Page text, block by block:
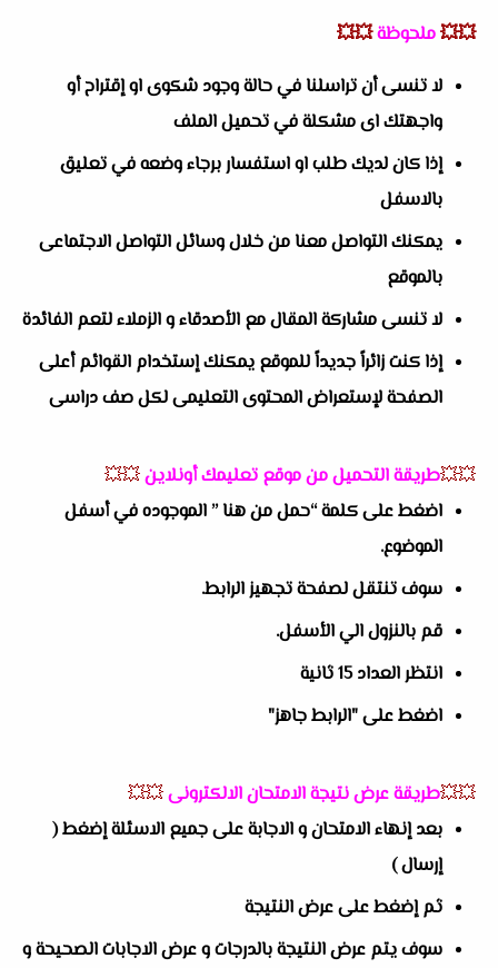
💥💥ملحوظة💥💥
لا تنسى أن تراسلنا في حالة وجود شكوى او إقتراح أو
واجهتك اى مشكلة في تحميل الملف
إذا كان لديك طلب او استفسار برجاء وضعه في تعليق
بالاسفل
يمكنك التواصل معنا من خلال وسائل التواصل الاجتماعى
بالموقع
لا تنسى مشاركة المقال مع الأصدقاء و الزملاء لتعم الفائدة
إذا كنت زائراً جديداً للموقع يمكنك إستخدام القوائم أعلى
الصفحة لإستعراض المحتوى التعليمى لكل صف دراسى
💥💥طريقة التحميل من موقع تعليمك أونلاين💥💥
اضغط على كلمة “حمل من هنا ” الموجوده في أسفل
الموضوع.
سوف تنتقل لصفحة تجهيز الرابط.
قم بالنزول الي الأسفل.
انتظر العداد 15 ثانية
اضغط على "الرابط جاهز"
💥💥طريقة عرض نتيجة الامتحان الالكترونى💥💥
بعد إنهاء الامتحان و الاجابة على جميع الاسئلة إضغط (
إرسال )
ثم إضغط على عرض النتيجة
سوف يتم عرض النتيجة بالدرجات و عرض الاجابات الصحيحة و